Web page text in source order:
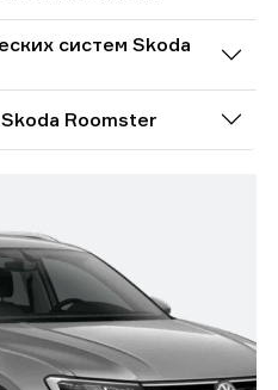
систем Skoda
Roomster